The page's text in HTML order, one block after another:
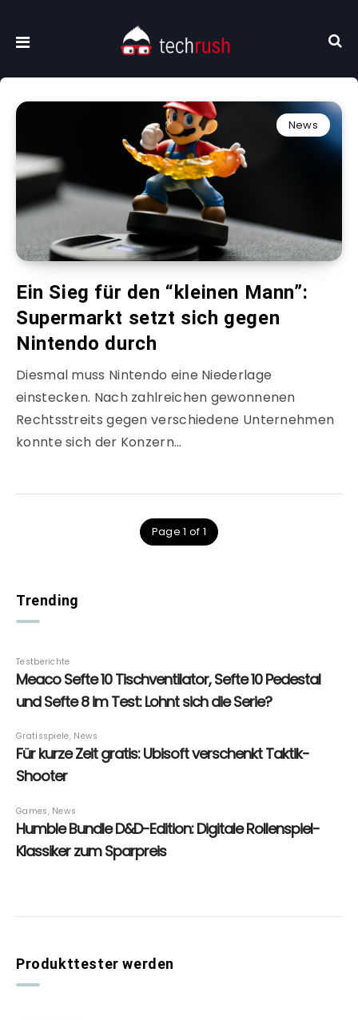
News
Ein Sieg für den “kleinen Mann”:
Supermarkt setzt sich gegen
Nintendo durch
Diesmal muss Nintendo eine Niederlage
einstecken. Nach zahlreichen gewonnenen
Rechtsstreits gegen verschiedene Unternehmen
konnte sich der Konzern…
Page 1 of 1
Trending
Produkttester werden